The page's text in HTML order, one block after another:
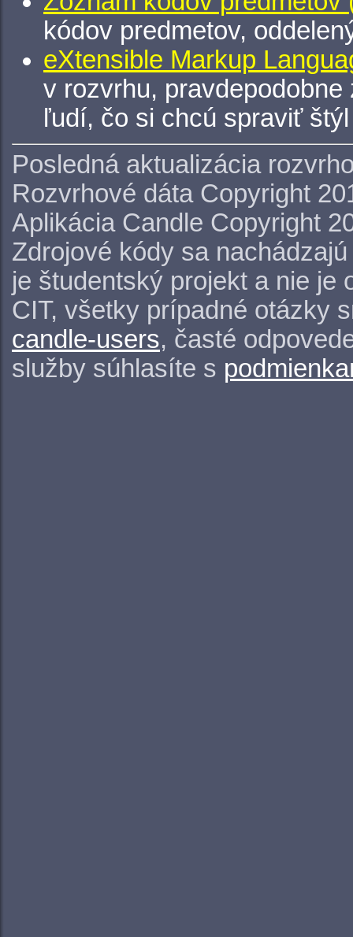
kódov predmetov,
eXtensible Markup
v rozvrhu,
ľudí, čo si chcú spraviť
Posledná aktualizácia
Rozvrhové dáta Copyright
Aplikácia Candle Copyright
Zdrojové kódy sa
je študentský projekt a nie je
CIT, všetky prípadné otázky
candle-users, časté
služby súhlasíte s